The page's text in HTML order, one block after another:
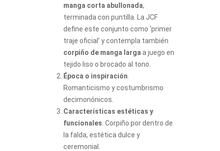
manga corta abullonada,
terminada con puntilla. La JCF
define este conjunto como ‘primer
traje oficial’ y contempla también
corpiño de manga larga a juego en
tejido liso o brocado al tono.
Época o inspiración
Romanticismo y costumbrismo
decimonónicos.
Características estéticas y
funcionales . Corpiño por dentro de
la falda, estética dulce y
ceremonial.